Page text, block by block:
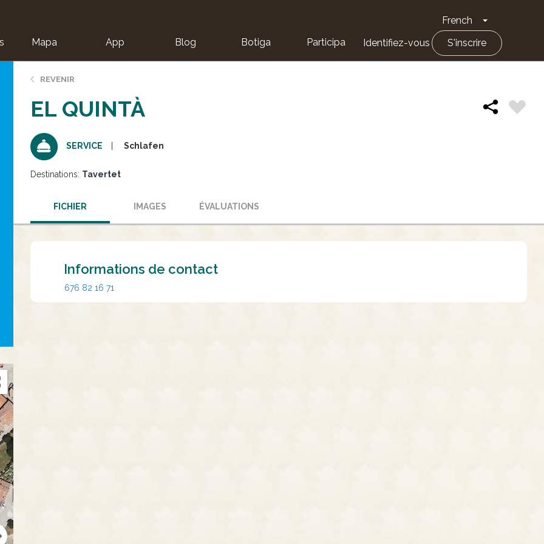
French Toggle
Mapa App Blog Botiga Participa Identifiez-vous S'inscrire
REVENIR
EL QUINTÀ
SERVICE Schlafen
Destinations: Tavertet
FICHIER IMAGES ÉVALUATIONS
Informations de contact
676 82 16 71